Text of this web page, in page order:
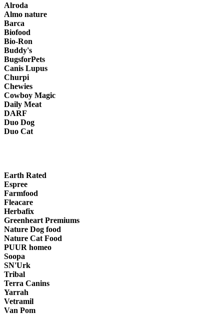
Alroda
Almo nature
Barca
Biofood
Bio-Ron
Buddy's
BugsforPets
Canis Lupus
Churpi
Chewies
Cowboy Magic
Daily Meat
DARF
Duo Dog
Duo Cat
Earth Rated
Espree
Farmfood
Fleacare
Herbafix
Greenheart Premiums
Nature Dog food
Nature Cat Food
PUUR homeo
Soopa
SN'Urk
Tribal
Terra Canins
Yarrah
Vetramil
Van Pom